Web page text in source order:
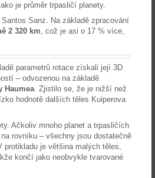
je průměr trpasličí planety.
Santos Sanz. Na základě zpracování
2 320 km, což je asi o 17 % více,
parametrů rotace získali její 3D
– odvozenou na základě
Haumea. Zjistilo se, že je nižší než
hodnotě dalších těles Kuiperova
Ačkoliv mnoho planet a trpasličích
rovníku – všechny jsou dostatečně
je většina malých těles,
končí jako neobvykle tvarované